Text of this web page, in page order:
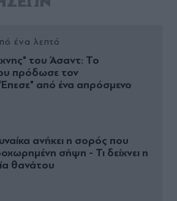
ένα λεπτό
του Άσαντ: Το
πρόδωσε τον
από ένα απρόσμενο
ανήκει η σορός που
σήψη - Τι δείχνει η
θανάτου